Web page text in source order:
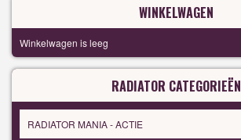
WINKELWAGEN
Winkelwagen is leeg
RADIATOR CATEGORIEËN
RADIATOR MANIA - ACTIE